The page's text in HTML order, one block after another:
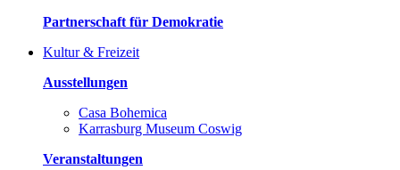
Partnerschaft für Demokratie
Kultur & Freizeit
Ausstellungen
Casa Bohemica
Karrasburg Museum Coswig
Veranstaltungen